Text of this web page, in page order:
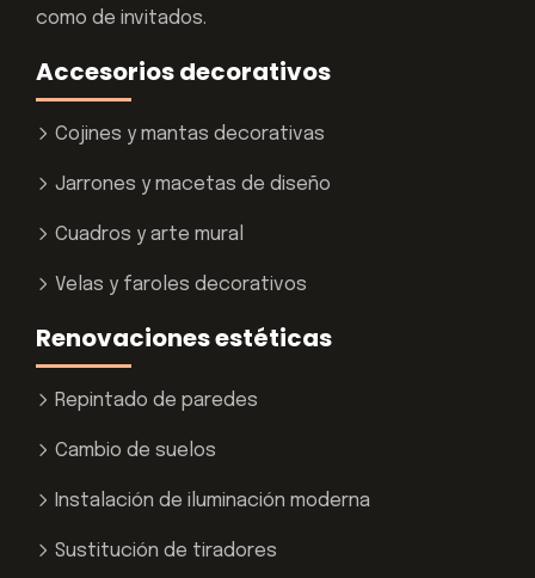
como de invitados.
Accesorios decorativos
Cojines y mantas decorativas
Jarrones y macetas de diseño
Cuadros y arte mural
Velas y faroles decorativos
Renovaciones estéticas
Repintado de paredes
Cambio de suelos
Instalación de iluminación moderna
Sustitución de tiradores